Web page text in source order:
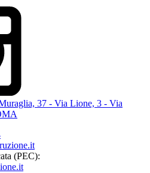
37 - Via Lione, 3 - Via
(PEC):